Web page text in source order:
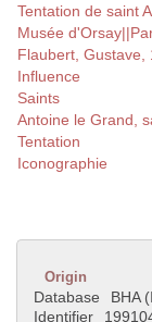
Tentation de saint
Musée
Flaubert, Gustave,
Influence
Saints
Antoine le Grand,
Tentation
Iconographie
Origin
Database
BHA
Identifier